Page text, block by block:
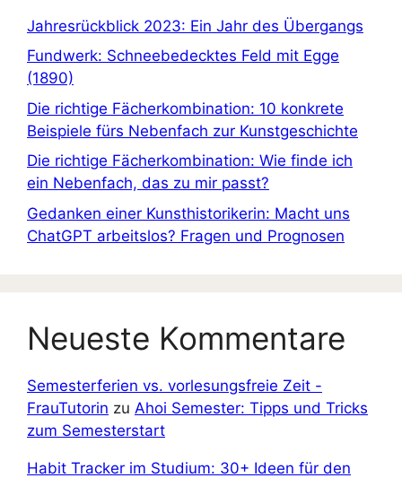
Jahresrückblick 2023: Ein Jahr des Übergangs
Fundwerk: Schneebedecktes Feld mit Egge
(1890)
Die richtige Fächerkombination: 10 konkrete
Beispiele fürs Nebenfach zur Kunstgeschichte
Die richtige Fächerkombination: Wie finde ich
ein Nebenfach, das zu mir passt?
Gedanken einer Kunsthistorikerin: Macht uns
ChatGPT arbeitslos? Fragen und Prognosen
Neueste Kommentare
Semesterferien vs. vorlesungsfreie Zeit -
FrauTutorin zu Ahoi Semester: Tipps und Tricks
zum Semesterstart
Habit Tracker im Studium: 30+ Ideen für den